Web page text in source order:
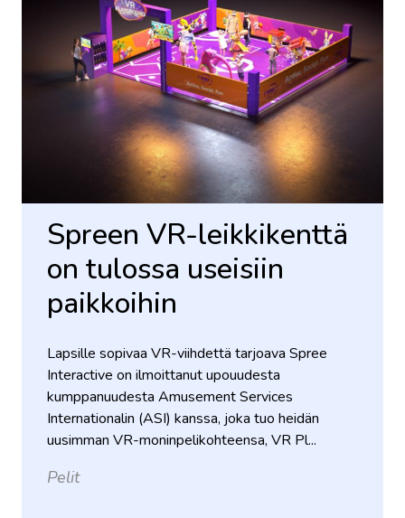
Spreen VR-leikkikenttä
on tulossa useisiin
paikkoihin
Lapsille sopivaa VR-viihdettä tarjoava Spree
Interactive on ilmoittanut upouudesta
kumppanuudesta Amusement Services
Internationalin (ASI) kanssa, joka tuo heidän
uusimman VR-moninpelikohteensa, VR Pl...
Pelit